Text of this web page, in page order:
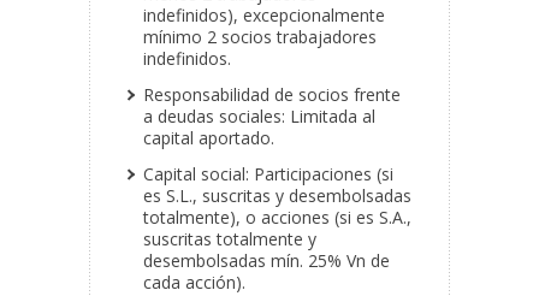
indefinidos), excepcionalmente
mínimo 2 socios trabajadores
indefinidos.
Responsabilidad de socios frente
a deudas sociales: Limitada al
capital aportado.
Capital social: Participaciones (si
es S.L., suscritas y desembolsadas
totalmente), o acciones (si es S.A.,
suscritas totalmente y
desembolsadas mín. 25% Vn de
cada acción).